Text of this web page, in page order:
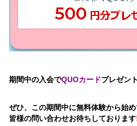
期間中の入会でQUOカードプレゼン
ぜひ、この期間中に無料体験から始
皆様の問い合わせお待ちしております